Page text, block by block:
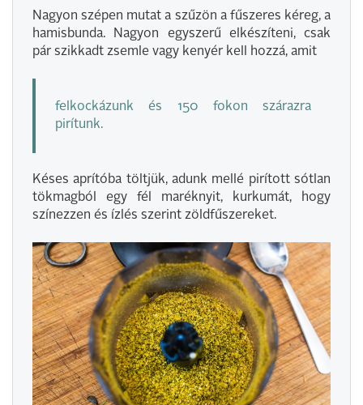
Nagyon szépen mutat a szűzön a fűszeres kéreg, a
hamisbunda. Nagyon egyszerű elkészíteni, csak
pár szikkadt zsemle vagy kenyér kell hozzá, amit
felkockázunk és 150 fokon szárazra
pirítunk.
Késes aprítóba töltjük, adunk mellé pirított sótlan
tökmagból egy fél maréknyit, kurkumát, hogy
színezzen és ízlés szerint zöldfűszereket.